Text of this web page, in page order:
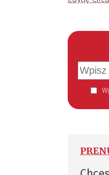
Wyrażam